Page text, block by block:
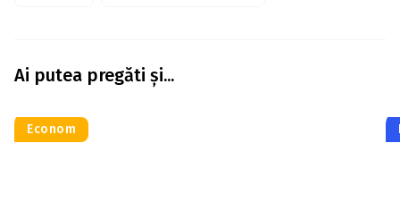
Ai putea pregăti și...
Econom